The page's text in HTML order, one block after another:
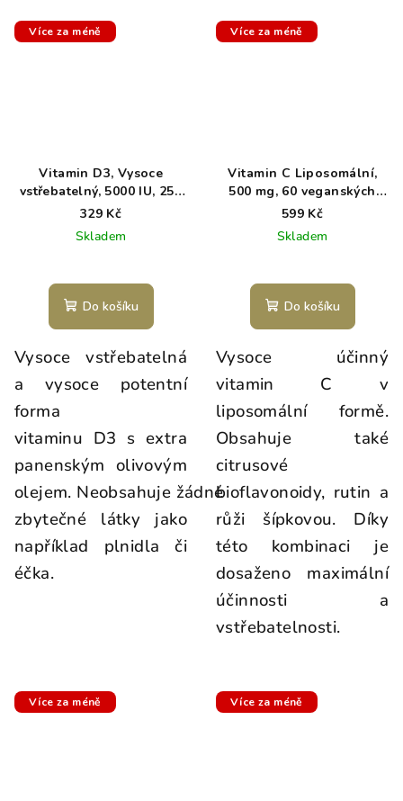
Více za méně
Vitamin D3, Vysoce
vstřebatelný, 5000 IU, 250
softgel kapslí (s olivovým
olejem)
329 Kč
Skladem
Do košíku
Vysoce vstřebatelná
a vysoce potentní
forma
vitaminu D3 s extra
panenským olivovým
olejem. Neobsahuje žádné
zbytečné látky jako
například plnidla či
éčka.
Více za méně
Vitamin C Liposomální,
500 mg, 60 veganských
kapslí
599 Kč
Skladem
Do košíku
Vysoce účinný
vitamin C v
liposomální formě.
Obsahuje také
citrusové
bioflavonoidy, rutin a
růži šípkovou. Díky
této kombinaci je
dosaženo maximální
účinnosti a
vstřebatelnosti.
Více za méně Více za méně